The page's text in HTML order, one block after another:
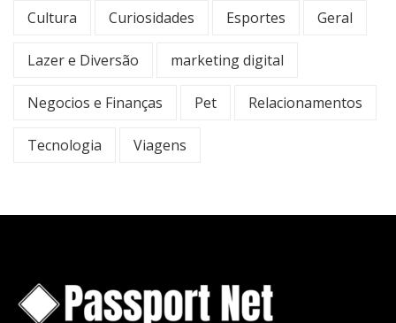
Cultura Curiosidades Esportes Geral
Lazer e Diversão marketing digital
Negocios e Finanças Pet Relacionamentos
Tecnologia Viagens